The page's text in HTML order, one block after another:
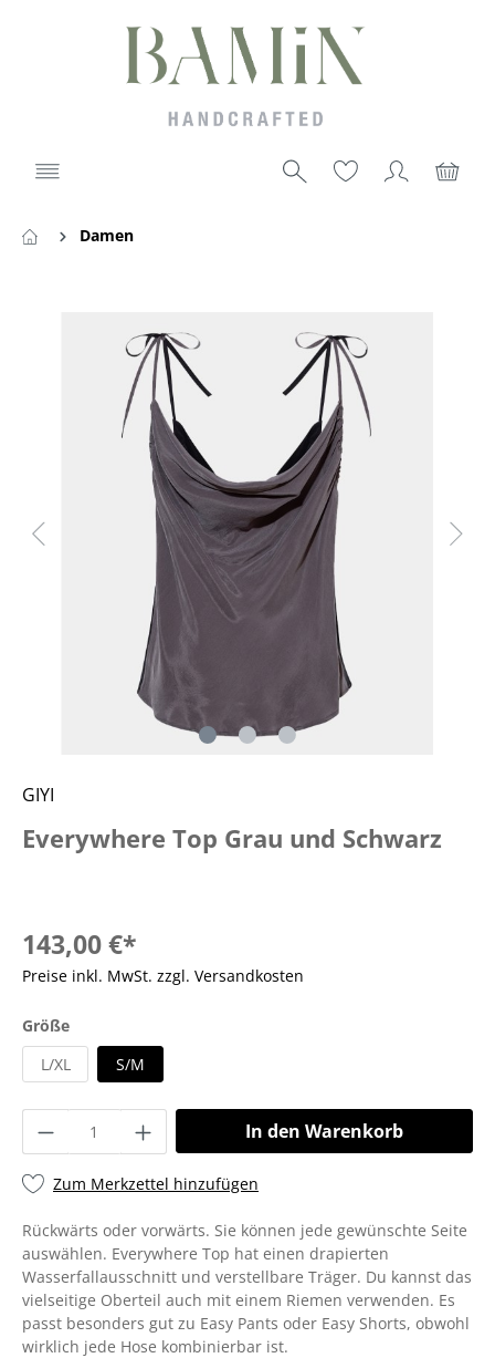
Damen
GIYI
Everywhere Top Grau und Schwarz
143,00 €*
Preise inkl. MwSt. zzgl. Versandkosten
Größe
L/XL
S/M
In den Warenkorb
Zum Merkzettel hinzufügen
Rückwärts oder vorwärts. Sie können jede gewünschte Seite
auswählen. Everywhere Top hat einen drapierten
Wasserfallausschnitt und verstellbare Träger. Du kannst das
vielseitige Oberteil auch mit einem Riemen verwenden. Es
passt besonders gut zu Easy Pants oder Easy Shorts, obwohl
wirklich jede Hose kombinierbar ist.